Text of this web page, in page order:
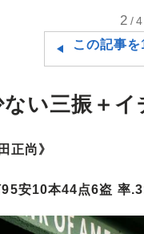
2 /4
この記事
い三振＋
正尚》
安10本44点6盗 率